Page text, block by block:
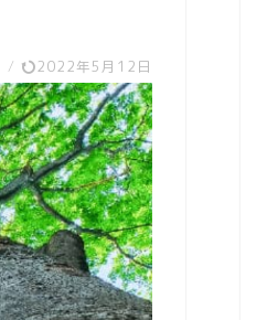
/ 2022年5月12日